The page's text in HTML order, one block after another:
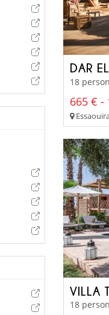
DAR
18
665 € -
VILLA
18